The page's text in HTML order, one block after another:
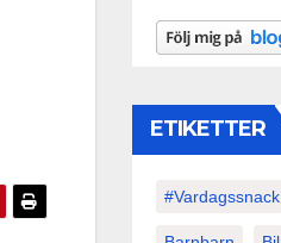
ETIKETTER
#vardagssnack